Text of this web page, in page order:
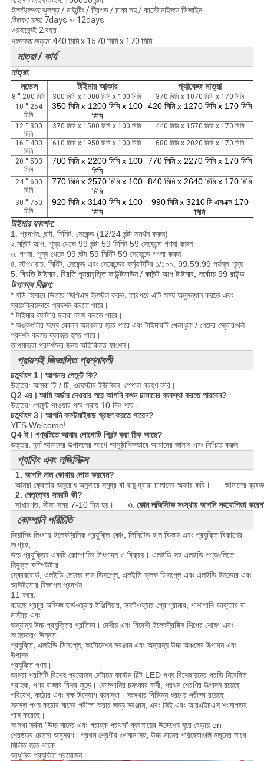
ইনস্টলেশন:ঝুলন্ত / মাউন্টিং / ট্রিপড / চাকা সহ / কাস্টোমাইজড ডিজাইন
বিতরণ সময়:7days ~ 12days
ওয়্যারেন্টি:2 বছর
প্যাকেজ মাত্রা:440 মিমি x 1570 মিমি x 170 মিমি
মাত্রা / কার্য
মাত্রা:
মডেল
টাইমার আকার প্যাকেজ মাত্রা
8 '' 200 মিমি 300 মিমি x 1000 মিমি x 100 মিমি
370 মিমি x 1070 মিমি x 170 মিমি
10 '' 254
মিমি
350 মিমি x 1200 মিমি x 100
মিমি
420 মিমি x 1270 মিমি x 170 মিমি
12 '' 300
মিমি
370 মিমি x 1500 মিমি x 100 মিমি 440 মিমি x 1570 মিমি x 170 মিমি
16 '' 400
মিমি
610 মিমি x 1950 মিমি x 100 মিমি 680 মিমি x 2020 মিমি x 170 মিমি
20 '' 500
মিমি
700 মিমি x 2200 মিমি x 100
মিমি
770 মিমি x 2270 মিমি x 170 মিমি
24 '' 600
মিমি
770 মিমি x 2570 মিমি x 100
মিমি
840 মিমি x 2640 মিমি x 170 মিমি
30 '' 750
মিমি
920 মিমি x 3140 মিমি x 100
মিমি
990মিমিx 3210মি এমএক্স 170
মিমি
টাইমার ফাংশন:
1. প্রদর্শন: ঘন্টা: মিনিট: সেকেন্ড (12/24 ঘন্টা সমর্থন করুন)
২.মাউন্ট আপ: শূন্য থেকে 99 ঘন্টা 59 মিনিট 59 সেকেন্ডে গণনা করুন
৩. গণনা: শূন্য থেকে 99 ঘন্টা 59 মিনিট 59 সেকেন্ডে গণনা করুন
৪. স্টপওয়াচ: মিনিট, সেকেন্ড এবং সেকেন্ডের ফর্ম্যাটটির ১/১০০, 99:59:99 পর্যন্ত শূন্য
5. বিরতি টাইমার: বিরতি পুনরাবৃত্তি কাউন্টডাউন / কাউন্ট আপ টাইমার, সর্বোচ্চ 99 রাউন্ড
উপলব্ধ বিকল্প:
* ঘড়ি হিসাবে ভিতরে জিপিএস ইনস্টল করুন, তারপরে এটি সময় অনুসন্ধান করতে এবং
স্বয়ংক্রিয়ভাবে প্রদর্শন করতে পারে।
* টাইমার ব্যাটারি দ্বারা কাজ করতে পারে।
* অঙ্কগুলির মধ্যে কোলন অন্ধকার হতে পারে এবং টাইমারটি খেলাধুলা / গেমের স্কোরগুলি
প্রদর্শন করতে ব্যবহৃত হতে পারে।
তাপমাত্রা প্রদর্শনের জন্য অতিরিক্ত ফাংশন।
প্রায়শই জিজ্ঞাসিত প্রশ্নাবলী
চতুর্থাংশ 1। আপনার পেমেন্ট কি?
উত্তর: আমরা টি / টি, ওয়েস্টার ইউনিয়ন, পেপাল গ্রহণ করি।
Q2 এর। আমি অর্ডার দেওয়ার পরে আপনি কখন চালানের ব্যবস্থা করতে পারবেন?
উত্তর: পেমেন্ট পাওয়ার পরে প্রায় 10 দিন পরে।
চতুর্থাংশ 3। আপনি কাস্টমাইজড গ্রহণ করতে পারেন?
YES.Welcome!
Q4 ই। পণ্যটিতে আমার লোগোটি প্রিন্ট করা ঠিক আছে?
উত্তর: হ্যাঁআমাদের উত্পাদনের আগে আনুষ্ঠানিকভাবে আমাদের জানান এবং নিশ্চিত করুন
প্যাকিং এবং লজিস্টিক্স
1. আপনি মাল কোথায় লোড করবেন?
আমরা ক্রেতার অনুরোধ অনুসারে সমুদ্র বা বায়ু দ্বারা চালানের অফার করি।
আমাদের
2. নেতৃত্বের সময়টি কী?
সাধারণত, সীসা সময় 7-10 দিন হয়।
৩. কোন লজিস্টিক সংস্থায় আপনি সহযোগিতা
কোম্পানি পরিচিতি
জিয়াজিং লিংগার ইলেকট্রনিক প্রযুক্তি কোং, লিমিটেড হ'ল বিজ্ঞান এবং প্রযুক্তি বিকাশের
সংগ্রহ,
উচ্চ প্রযুক্তির একটি কোম্পানির উৎপাদন ও বিক্রয়। এলইডি সহ এলইডি পণ্যগুলিতে
নিযুক্ত কম্পিউটার
স্কোরবোর্ড, এলইডি তেলের দাম ডিসপ্লে, এলইডি ক্লক ডিসপ্লে এবং এলইডি ইনডোর এবং
আউটডোর বিজ্ঞাপন প্রদর্শন
11 বছর.
রয়েছে প্রচুর অভিজ্ঞ হার্ডওয়্যার ইঞ্জিনিয়ার, সফটওয়্যার প্রোগ্রামার, পাশাপাশি ডাক্তার বা
মাস্টার এবং
অন্যান্য উচ্চ প্রযুক্তির প্রতিভা। দেশীয় এবং বিদেশী ইলেকট্রনিক্স শিল্পের শোষণ এবং
সংহতকরণ উন্নত
প্রযুক্তি, এলইডি ডিসপ্লে, অটোমেশন সরঞ্জাম এবং অন্যান্য উচ্চ অঞ্চলের উত্পাদন এবং
উত্পাদন
প্রযুক্তি পণ্য।
আমরা প্রতিটি বিশেষ প্রয়োজন মেটাতে কাস্টম বিল্ট LED পণ্য বিশেষায়নের প্রতি নিবেদিত
গ্রাহক, পণ্য বাজার বিশ্ব জুড়ে। কোম্পানির চমৎকার কর্মী, প্রথম শ্রেণির উত্পাদন রয়েছে
পরিবেশ, কঠোর এবং দক্ষ উদ্যোগ ব্যবস্থা। সংস্থার বিভিন্ন ধরণের পরীক্ষা রয়েছে
সমস্ত পণ্য কঠোর মানের পরীক্ষা করার জন্য সরঞ্জাম, এবং সিই এবং আরএইচএস শংসাপত্র
পাস করেছে।
সংস্থা সর্বদা "উচ্চ মানের এবং গ্রাহক প্রথম" ব্যবসায়ের উদ্দেশ্যে ঘুরে বেড়ায় on
শ্রেষ্ঠত্ব চেতনা অনুসরণ। প্রথম শ্রেণীর গুণমান সহ, উচ্চ-মানের পরিষেবাগুলি নতুনের সাথে
মিলিত হতে থাকে
আধুনিক প্রযুক্তি প্রয়োজন।